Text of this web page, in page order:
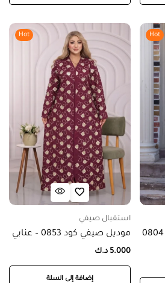
Hot
موديل صيفي بجيوب كود 0804
Hot
استقبال صيفي
موديل صيفي كود 0853 – عنابي
5.000 د.ك
إضافة إلى السلة